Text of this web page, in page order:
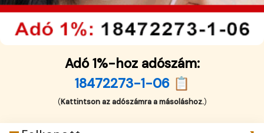
Adó 1%-hoz adószám:
18472273-1-06 📋
(Kattintson az adószámra a másoláshoz.)